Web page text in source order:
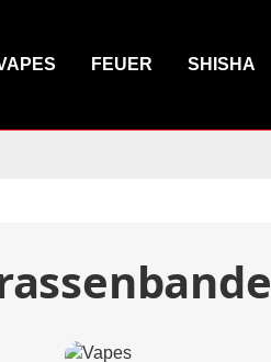
FEUER SHISHA